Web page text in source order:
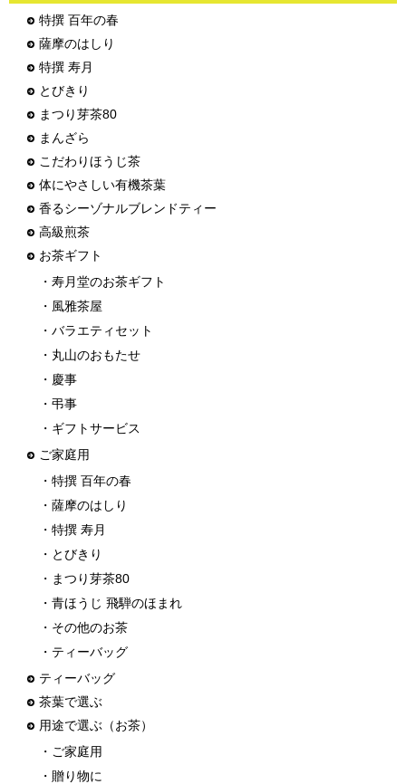
特撰 百年の春
薩摩のはしり
特撰 寿月
とびきり
まつり芽茶80
まんざら
こだわりほうじ茶
体にやさしい有機茶葉
香るシーゾナルブレンドティー
高級煎茶
お茶ギフト
・寿月堂のお茶ギフト
・風雅茶屋
・バラエティセット
・丸山のおもたせ
・慶事
・弔事
・ギフトサービス
ご家庭用
・特撰 百年の春
・薩摩のはしり
・特撰 寿月
・とびきり
・まつり芽茶80
・青ほうじ 飛騨のほまれ
・その他のお茶
・ティーバッグ
ティーバッグ
茶葉で選ぶ
用途で選ぶ（お茶）
・ご家庭用
・贈り物に